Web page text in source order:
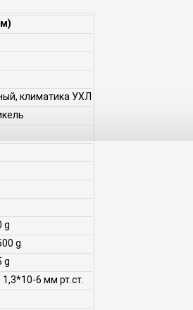
климатика УХЛ
g
g
g
6 мм рт.ст.